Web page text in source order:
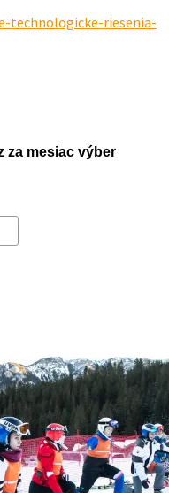
technologicke-riesenia-
za mesiac výber